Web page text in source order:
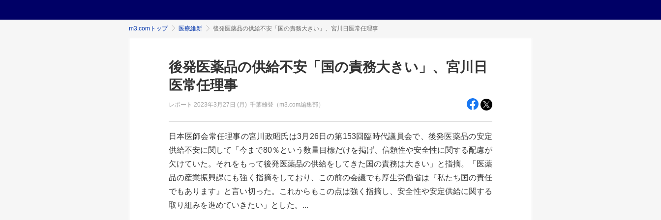
m3.comトップ 医療維新 後発医薬品の供給不安「国の責務大きい」、宮川日医常任理事
後発医薬品の供給不安「国の責務大きい」、宮川日
医常任理事
レポート 2023年3月27日 (月) 千葉雄登（m3.com編集部）
日本医師会常任理事の宮川政昭氏は3月26日の第153回臨時代議員会で、後発医薬品の安定
供給不安に関して「今まで80％という数量目標だけを掲げ、信頼性や安全性に関する配慮が
欠けていた。それをもって後発医薬品の供給をしてきた国の責務は大きい」と指摘。「医薬
品の産業振興課にも強く指摘をしており、この前の会議でも厚生労働省は『私たち国の責任
でもあります』と言い切った。これからもこの点は強く指摘し、安全性や安定供給に関する
取り組みを進めていきたい」とした。...